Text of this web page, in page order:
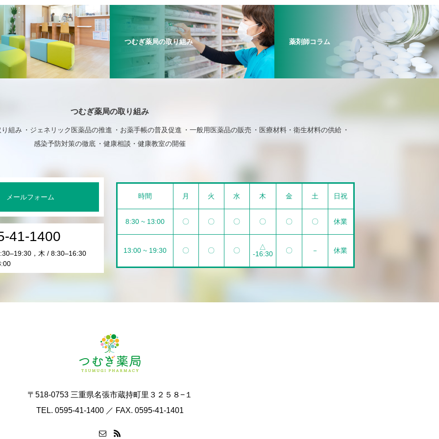
つむぎ薬局の取り組み 薬剤師コラム
つむぎ薬局の取り組み
組み ジェネリック医薬品の推進 お薬手帳の普及促進 一般用医薬品の販売
医療材料・衛生材料の供給
感染予防対策の徹底
健康相談・健康教室の開催
メールフォーム
41-1400
，木 / 8:30–16:30
時間 月 火 水 木 金 土 日祝
8:30 ~ 13:00 〇 〇 〇 〇 〇 〇 休業
13:00 ~ 19:30 〇 〇 〇
△
-16:30
〇 － 休業
〒518-0753 三重県名張市蔵持町里３２５８−１
TEL. 0595-41-1400 ／ FAX. 0595-41-1401